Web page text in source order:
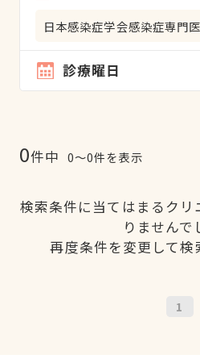
日本感染症学会感染症専門医
診療曜日
0件中 0〜0件を表示
検索条件に当てはまるク
りませんで
再度条件を変更して検
1